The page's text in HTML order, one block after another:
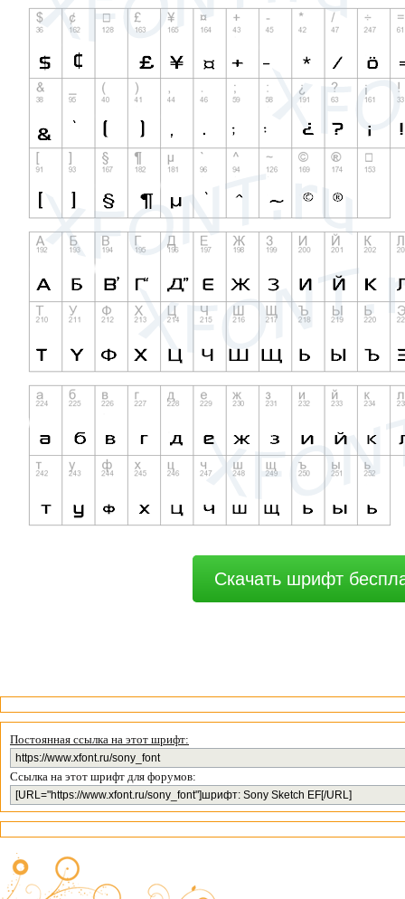
Скачать шрифт
Постоянная ссылка на этот шрифт:
Ссылка на этот шрифт для форумов: